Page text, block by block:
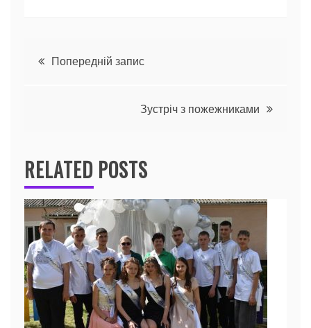
Навігація
Попередній запис
Зустріч з пожежниками
RELATED POSTS